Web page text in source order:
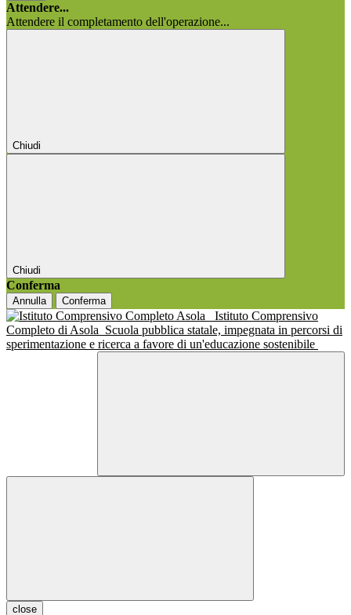
Attendere...
Attendere il completamento dell'operazione...
Chiudi
Chiudi
Conferma
Annulla Conferma
Istituto Comprensivo
Completo di Asola Scuola pubblica statale, impegnata in percorsi di
sperimentazione e ricerca a favore di un'educazione sostenibile
close